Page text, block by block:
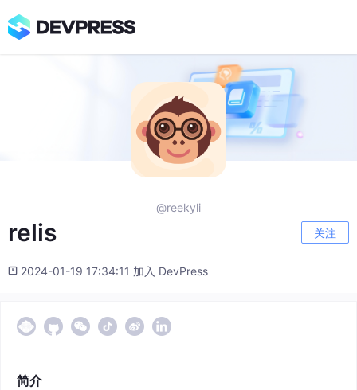
@reekyli
relis 关注
2024-01-19 17:34:11 加入 DevPress
简介